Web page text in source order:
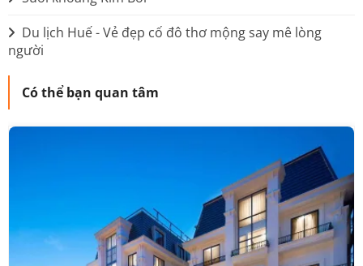
Du lịch Huế - Vẻ đẹp cố đô thơ mộng say mê lòng
người
Có thể bạn quan tâm